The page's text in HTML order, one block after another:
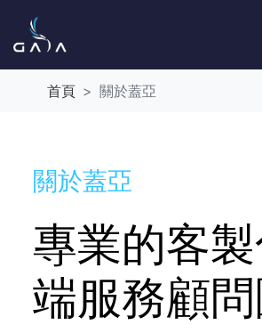
首頁 關於蓋亞
關於蓋亞
專業的客
端服務顧